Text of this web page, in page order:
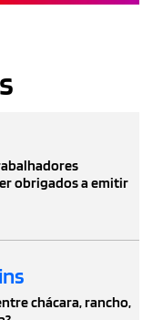
obrigados a emitir
chácara, rancho,